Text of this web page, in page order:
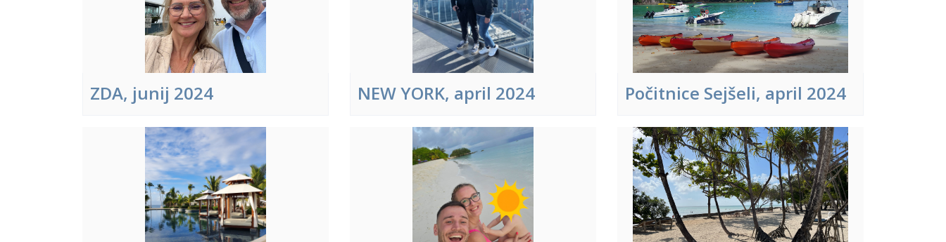
ZDA, junij 2024 NEW YORK, april 2024 Počitnice Sejšeli, april 2024